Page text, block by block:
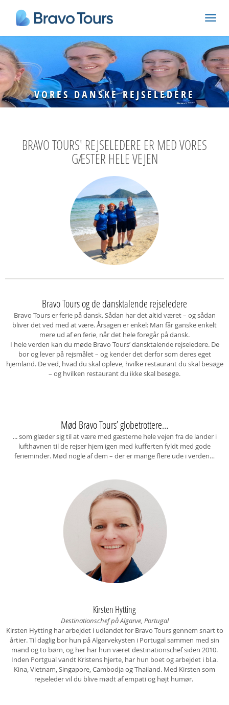
VORES DANSKE REJSELEDERE
BRAVO TOURS' REJSELEDERE ER MED VORES
GÆSTER HELE VEJEN
Bravo Tours og de dansktalende rejseledere
Bravo Tours er ferie på dansk. Sådan har det altid været – og sådan
bliver det ved med at være. Årsagen er enkel: Man får ganske enkelt
mere ud af en ferie, når det hele foregår på dansk.
I hele verden kan du møde Bravo Tours’ dansktalende rejseledere. De
bor og lever på rejsmålet – og kender det derfor som deres eget
hjemland. De ved, hvad du skal opleve, hvilke restaurant du skal besøge
– og hvilken restaurant du ikke skal besøge.
Mød Bravo Tours’ globetrottere…
... som glæder sig til at være med gæsterne hele vejen fra de lander i
lufthavnen til de rejser hjem igen med kufferten fyldt med gode
ferieminder. Mød nogle af dem – der er mange flere ude i verden…
Kirsten Hytting
Destinationschef på Algarve, Portugal
Kirsten Hytting har arbejdet i udlandet for Bravo Tours gennem snart to
årtier. Til daglig bor hun på Algarvekysten i Portugal sammen med sin
mand og to børn, og her har hun været destinationschef siden 2010.
Inden Portgual vandt Kristens hjerte, har hun boet og arbejdet i bl.a.
Kina, Vietnam, Singapore, Cambodja og Thailand. Med Kirsten som
rejseleder vil du blive mødt af empati og højt humør.